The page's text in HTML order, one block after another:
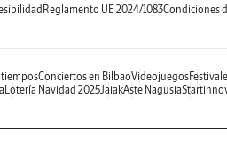
Reglamento UE 2024/1083Condiciones
Conciertos en BilbaoVideojuegos
Lotería Navidad 2025JaiakAste Nagusia